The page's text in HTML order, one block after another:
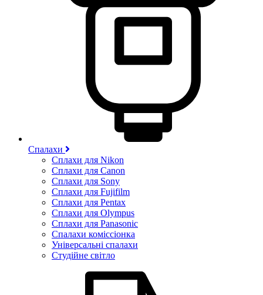
Спалахи
Сплахи для Nikon
Сплахи для Canon
Сплахи для Sony
Сплахи для Fujifilm
Сплахи для Pentax
Сплахи для Olympus
Сплахи для Panasonic
Спалахи коміссіонка
Універсальні спалахи
Студійне світло